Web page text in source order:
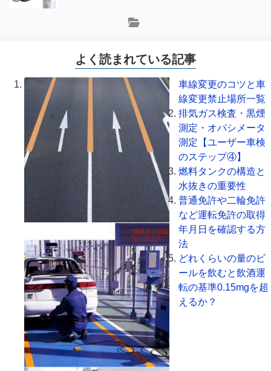
よく読まれている記事
車線変更のコツと車
線変更禁止場所一覧
排気ガス検査・黒煙
測定・オパシメータ
測定【ユーザー車検
のステップ④】
燃料タンクの構造と
水抜きの重要性
普通免許や二輪免許
など運転免許の取得
年月日を確認する方
法
どれくらいの量のビ
ールを飲むと飲酒運
転の基準0.15mgを超
えるか？